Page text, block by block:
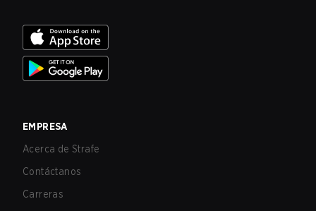
EMPRESA
Acerca de Strafe
Contáctanos
Carreras